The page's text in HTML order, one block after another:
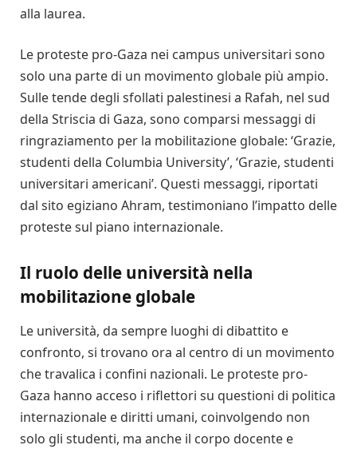
alla laurea.
Le proteste pro-Gaza nei campus universitari sono
solo una parte di un movimento globale più ampio.
Sulle tende degli sfollati palestinesi a Rafah, nel sud
della Striscia di Gaza, sono comparsi messaggi di
ringraziamento per la mobilitazione globale: ‘Grazie,
studenti della Columbia University’, ‘Grazie, studenti
universitari americani’. Questi messaggi, riportati
dal sito egiziano Ahram, testimoniano l’impatto delle
proteste sul piano internazionale.
Il ruolo delle università nella
mobilitazione globale
Le università, da sempre luoghi di dibattito e
confronto, si trovano ora al centro di un movimento
che travalica i confini nazionali. Le proteste pro-
Gaza hanno acceso i riflettori su questioni di politica
internazionale e diritti umani, coinvolgendo non
solo gli studenti, ma anche il corpo docente e